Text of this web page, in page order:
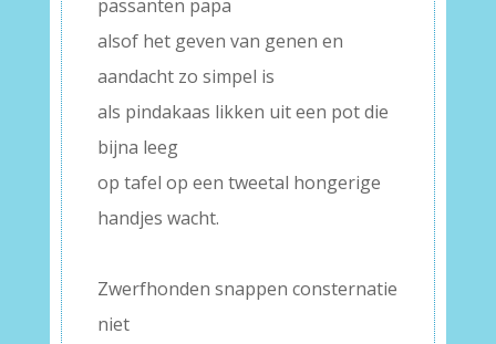
passanten papa
alsof het geven van genen en
aandacht zo simpel is
als pindakaas likken uit een pot die
bijna leeg
op tafel op een tweetal hongerige
handjes wacht.
Zwerfhonden snappen consternatie
niet